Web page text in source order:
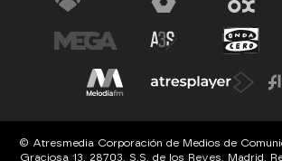
© Atresmedia Corporación de Medios de
Graciosa 13, 28703, S.S. de los Reyes, Madrid.